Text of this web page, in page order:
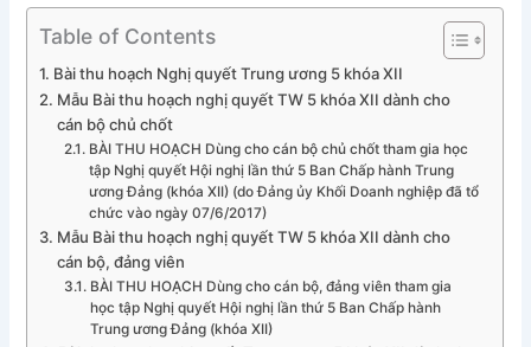
Table of Contents
Bài thu hoạch Nghị quyết Trung ương 5 khóa XII
Mẫu Bài thu hoạch nghị quyết TW 5 khóa XII dành cho
cán bộ chủ chốt
BÀI THU HOẠCH Dùng cho cán bộ chủ chốt tham gia học
tập Nghị quyết Hội nghị lần thứ 5 Ban Chấp hành Trung
ương Đảng (khóa XII) (do Đảng ủy Khối Doanh nghiệp đã tổ
chức vào ngày 07/6/2017)
Mẫu Bài thu hoạch nghị quyết TW 5 khóa XII dành cho
cán bộ, đảng viên
BÀI THU HOẠCH Dùng cho cán bộ, đảng viên tham gia
học tập Nghị quyết Hội nghị lần thứ 5 Ban Chấp hành
Trung ương Đảng (khóa XII)